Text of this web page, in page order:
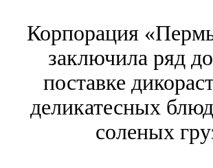
Корпорация
заключила ряд
поставке
деликатесных
соленых